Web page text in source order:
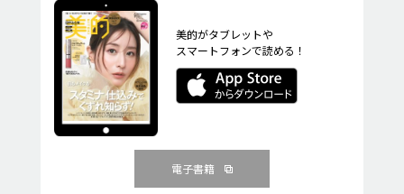
美的がタブレットや
スマートフォンで読める！
電子書籍